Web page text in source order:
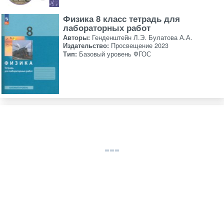
Физика 8 класс тетрадь для
лабораторных работ
Авторы: Генденштейн Л.Э. Булатова А.А.
Издательство: Просвещение 2023
Тип: Базовый уровень ФГОС